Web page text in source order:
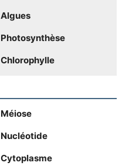
Algues
Photosynthèse
Chlorophylle
Méiose
Nucléotide
Cytoplasme